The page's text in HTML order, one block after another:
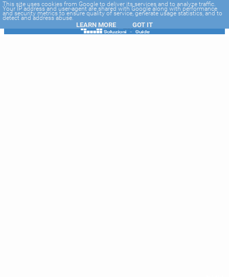
-->
This site uses cookies from Google to deliver its services and to analyze traffic.
Your IP address and user-agent are shared with Google along with performance
and security metrics to ensure quality of service, generate usage statistics, and to
detect and address abuse.
LEARN MORE GOT IT